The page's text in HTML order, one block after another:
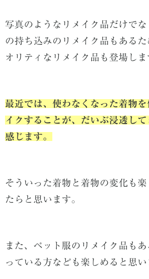
写真のようなリメイク品だけで
の持ち込みのリメイク品もあるた
オリティなリメイク品も登場しま
最近では、使わなくなった着物を
イクすることが、だいぶ浸透し
感じます。
そういった着物と着物の変化も
たらと思います。
また、ペット服のリメイク品も
っている方なども楽しめると思い